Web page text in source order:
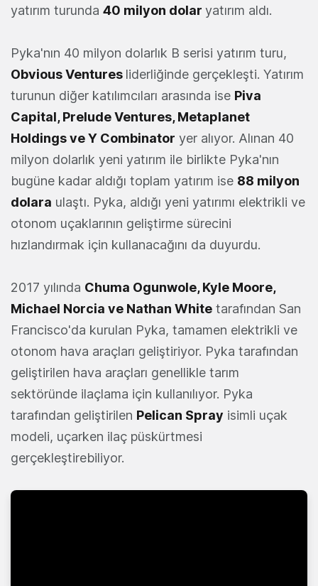
yatırım turunda 40 milyon dolar yatırım aldı.
Pyka'nın 40 milyon dolarlık B serisi yatırım turu,
Obvious Ventures liderliğinde gerçekleşti. Yatırım
turunun diğer katılımcıları arasında ise Piva
Capital, Prelude Ventures, Metaplanet
Holdings ve Y Combinator yer alıyor. Alınan 40
milyon dolarlık yeni yatırım ile birlikte Pyka'nın
bugüne kadar aldığı toplam yatırım ise 88 milyon
dolara ulaştı. Pyka, aldığı yeni yatırımı elektrikli ve
otonom uçaklarının geliştirme sürecini
hızlandırmak için kullanacağını da duyurdu.
2017 yılında Chuma Ogunwole, Kyle Moore,
Michael Norcia ve Nathan White tarafından San
Francisco'da kurulan Pyka, tamamen elektrikli ve
otonom hava araçları geliştiriyor. Pyka tarafından
geliştirilen hava araçları genellikle tarım
sektöründe ilaçlama için kullanılıyor. Pyka
tarafından geliştirilen Pelican Spray isimli uçak
modeli, uçarken ilaç püskürtmesi
gerçekleştirebiliyor.